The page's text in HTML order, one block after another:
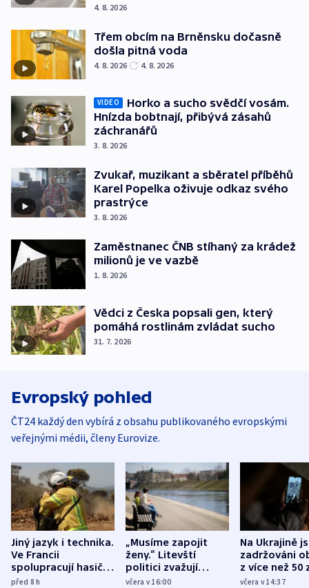
4. 8. 2026
Třem obcím na Brněnsku dočasně
došla pitná voda
4. 8. 2026 4. 8. 2026
VIDEO
Horko a sucho svědčí vosám.
Hnízda bobtnají, přibývá zásahů
záchranářů
3. 8. 2026
Zvukař, muzikant a sběratel příběhů
Karel Popelka oživuje odkaz svého
prastrýce
3. 8. 2026
Zaměstnanec ČNB stíhaný za krádež
milionů je ve vazbě
1. 8. 2026
Vědci z Česka popsali gen, který
pomáhá rostlinám zvládat sucho
31. 7. 2026
Evropský pohled
ČT24 každý den vybírá z obsahu publikovaného evropskými
veřejnými médii, členy Eurovize.
Jiný jazyk i technika.
Ve Francii
spolupracují hasiči z
různých zemí
před 8h
„Musíme zapojit
ženy.“ Litevští
politici zvažují
dohodu o
včera v 16:00
Na Ukrajině
zadržováni
z více než 50
Bojovali na
včera v 14:37